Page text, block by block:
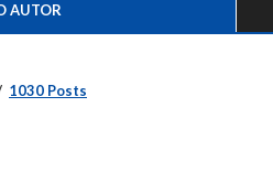
AUTOR
1030 Posts